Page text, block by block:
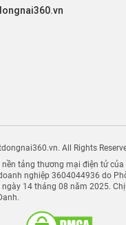
All Rights
tảng thương mại điện tử của
nghiệp 3604044936 do
14 tháng 08 năm 2025.